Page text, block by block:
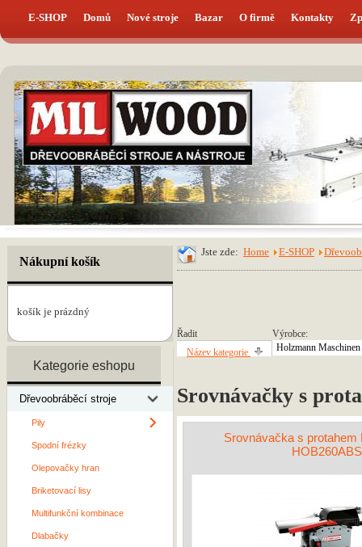
E-SHOP Domů Nové stroje Bazar O firmě Kontakty
Nákupní košík
košík je prázdný
Kategorie eshopu
Dřevoobráběcí stroje
Pily
Spodní frézky
Olepovačky hran
Briketovací lisy
Multifunkční kombinace
Dlabačky
Jste zde: Home E-SHOP
Řadit
Název kategorie
Výrobce:
Holzmann
Srovnávačky s
Srovnávačka s protahem
HOB260ABS